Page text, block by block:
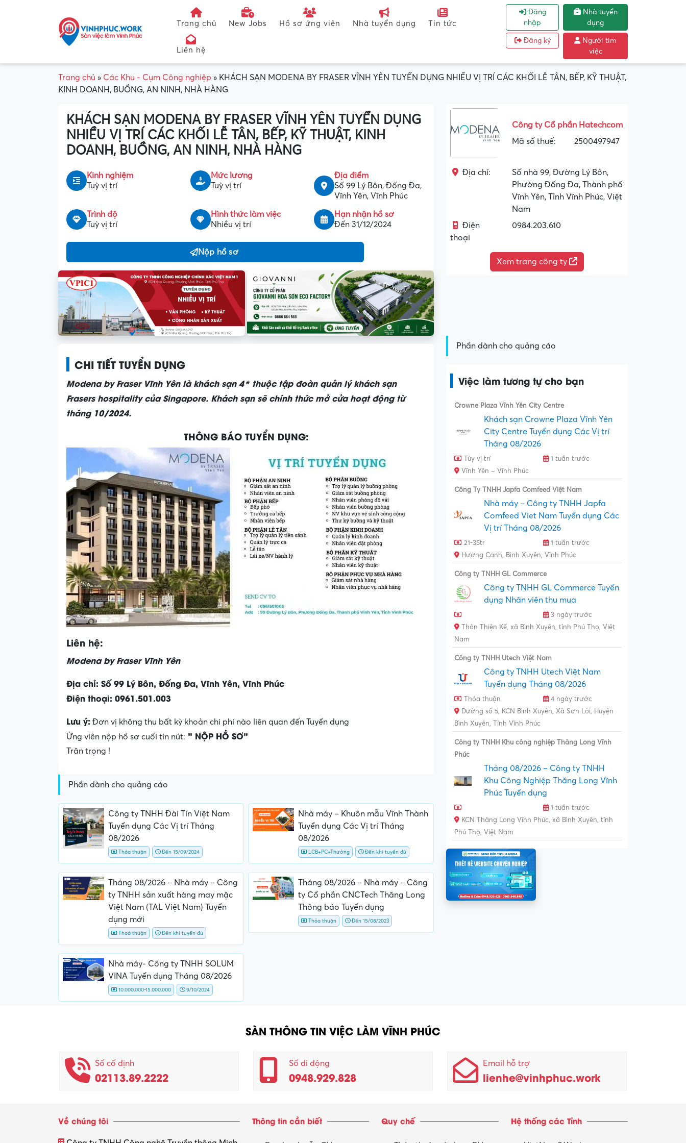
Trang chủ New Jobs Hồ sơ ứng viên Nhà tuyển dụng Tin tức
Liên hệ
Đăng
nhập
Đăng ký
Nhà tuyển
dụng
Người tìm
việc
Trang chủ » Các Khu - Cụm Công nghiệp » KHÁCH SẠN MODENA BY FRASER VĨNH YÊN TUYỂN DỤNG NHIỀU VỊ TRÍ CÁC KHỐI LỄ TÂN, BẾP, KỸ THUẬT,
KINH DOANH, BUỒNG, AN NINH, NHÀ HÀNG
KHÁCH SẠN MODENA BY FRASER VĨNH YÊN TUYỂN DỤNG
NHIỀU VỊ TRÍ CÁC KHỐI LỄ TÂN, BẾP, KỸ THUẬT, KINH
DOANH, BUỒNG, AN NINH, NHÀ HÀNG
Kinh nghiệm
Tuỳ vị trí
Mức lương
Tuỳ vị trí
Địa điểm
Số 99 Lý Bôn, Đống Đa,
Vĩnh Yên, Vĩnh Phúc
Trình độ
Tuỳ vị trí
Hình thức làm việc
Nhiều vị trí
Hạn nhận hồ sơ
Đến 31/12/2024
Nộp hồ sơ
Công ty Cổ phần Hatechcom
Mã số thuế:
2500497947
Địa chỉ:
Số nhà 99, Đường Lý Bôn,
Phường Đống Đa, Thành phố
Vĩnh Yên, Tỉnh Vĩnh Phúc, Việt
Nam
Điện
thoại
0984.203.610
Xem trang công ty
CHI TIẾT TUYỂN DỤNG
Modena by Fraser Vĩnh Yên là khách sạn 4* thuộc tập đoàn quản lý khách sạn
Frasers hospitality của Singapore. Khách sạn sẽ chính thức mở cửa hoạt động từ
tháng 10/2024.
THÔNG BÁO TUYỂN DỤNG:
Liên hệ:
Modena by Fraser Vĩnh Yên
Địa chỉ: Số 99 Lý Bôn, Đống Đa, Vĩnh Yên, Vĩnh Phúc
Điện thoại: 0961.501.003
Lưu ý: Đơn vị không thu bất kỳ khoản chi phí nào liên quan đến Tuyển dụng
Ứng viên nộp hồ sơ cuối tin nút: ” NỘP HỒ SƠ”
Trân trọng !
Phần dành cho quảng cáo
Công ty TNHH Đài Tín Việt Nam
Tuyển dụng Các Vị trí Tháng
08/2026
Thỏa thuận Đến 15/09/2024
Nhà máy – Khuôn mẫu Vĩnh Thành
Tuyển dụng Các Vị trí Tháng
08/2026
LCB+PC+Thưởng Đến khi tuyển đủ
Tháng 08/2026 – Nhà máy – Công
ty TNHH sản xuất hàng may mặc
Việt Nam (TAL Việt Nam) Tuyển
dụng mới
Thoả thuận Đến khi tuyển đủ
Tháng 08/2026 – Nhà máy – Công
ty Cổ phần CNCTech Thăng Long
Thông báo Tuyển dụng
Thỏa thuận Đến 15/08/2023
Nhà máy- Công ty TNHH SOLUM
VINA Tuyển dụng Tháng 08/2026
10.000.000-15.000.000 9/10/2024
Phần dành cho quảng cáo
Việc làm tương tự cho bạn
Crowne Plaza Vĩnh Yên City Centre
Khách sạn Crowne Plaza Vĩnh Yên
City Centre Tuyển dụng Các Vị trí
Tháng 08/2026
Tùy vị trí
1 tuần trước
Vĩnh Yên – Vĩnh Phúc
Công Ty TNHH Japfa Comfeed Việt Nam
Nhà máy – Công ty TNHH Japfa
Comfeed Viet Nam Tuyển dụng Các
Vị trí Tháng 08/2026
21-35tr
1 tuần trước
Hương Canh, Bình Xuyên, Vĩnh Phúc
Công ty TNHH GL Commerce
Công ty TNHH GL Commerce Tuyển
dụng Nhân viên thu mua
3 ngày trước
Thôn Thiện Kế, xã Bình Xuyên, tỉnh Phú Thọ, Việt
Nam
Công ty TNHH Utech Việt Nam
Công ty TNHH Utech Việt Nam
Tuyển dụng Tháng 08/2026
Thỏa thuận
4 ngày trước
Đường số 5, KCN Bình Xuyên, Xã Sơn Lôi, Huyện
Bình Xuyên, Tỉnh Vĩnh Phúc
Công ty TNHH Khu công nghiệp Thăng Long Vĩnh
Phúc
Tháng 08/2026 – Công ty TNHH
Khu Công Nghiệp Thăng Long Vĩnh
Phúc Tuyển dụng
1 tuần trước
KCN Thăng Long Vĩnh Phúc, xã Bình Xuyên, tỉnh
Phú Thọ, Việt Nam
SÀN THÔNG TIN VIỆC LÀM VĨNH PHÚC
Số cố định
02113.89.2222
Số di động
0948.929.828
Email hỗ trợ
lienhe@vinhphuc.work
Về chúng tôi Thông tin cần biết Quy chế Hệ thống các Tỉnh